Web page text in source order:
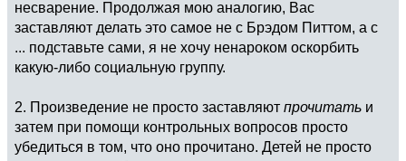
несварение. Продолжая мою аналогию, Вас
заставляют делать это самое не с Брэдом Питтом, а с
... подставьте сами, я не хочу ненароком оскорбить
какую-либо социальную группу.
2. Произведение не просто заставляют прочитать и
затем при помощи контрольных вопросов просто
убедиться в том, что оно прочитано. Детей не просто